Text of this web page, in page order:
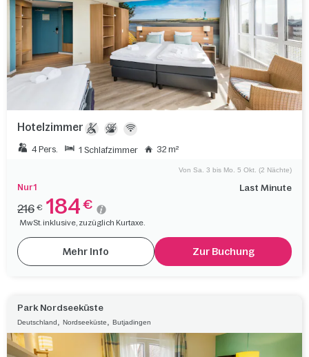
Hotelzimmer
4 Pers. 1 Schlafzimmer 32 m²
Nur 1 Last Minute
Von Sa. 3 bis Mo. 5 Okt. (2 Nächte)
216 € 184 €
MwSt. inklusive, zuzüglich Kurtaxe.
Mehr Info Zur Buchung
Park Nordseeküste
Deutschland, Nordseeküste, Butjadingen